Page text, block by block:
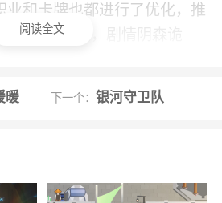
业和卡牌也都进行了优化，推
义卡牌模式，剧情阴森诡
脑的一款游戏
种流派可以选择，2265玩家
阅读全文
暖 下一个： 银河守卫队